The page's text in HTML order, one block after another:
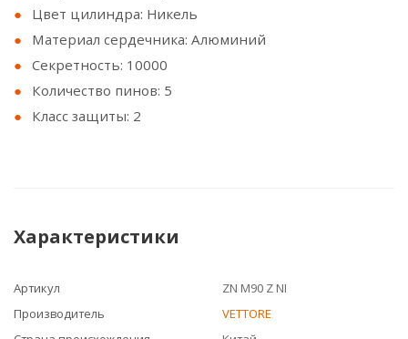
Цвет цилиндра: Никель
Материал сердечника: Алюминий
Секретность: 10000
Количество пинов: 5
Класс защиты: 2
Характеристики
Артикул
ZN M90 Z NI
Производитель
VЕTTORE